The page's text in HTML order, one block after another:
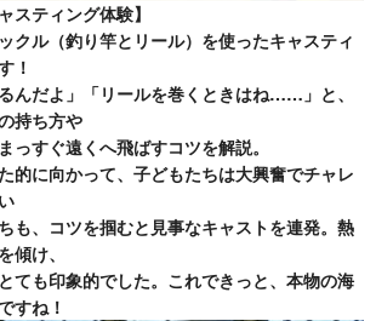
スティング体験】
クル（釣り竿とリール）を使ったキャスティ
！
んだよ」「リールを巻くときはね……」と、
持ち方や
っすぐ遠くへ飛ばすコツを解説。
的に向かって、子どもたちは大興奮でチャレ
も、コツを掴むと見事なキャストを連発。熱
傾け、
ても印象的でした。これできっと、本物の海
すね！